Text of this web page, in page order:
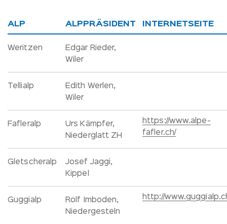
ALP ALPPRÄSIDENT INTERNETSEITE
Weritzen
Edgar Rieder,
Wiler
Tellialp
Edith Werlen,
Wiler
Fafleralp
Urs Kämpfer,
Niederglatt ZH
https://www.alpe-
fafler.ch/
Gletscheralp
Josef Jaggi,
Kippel
Guggialp
Rolf Imboden,
Niedergesteln
http://